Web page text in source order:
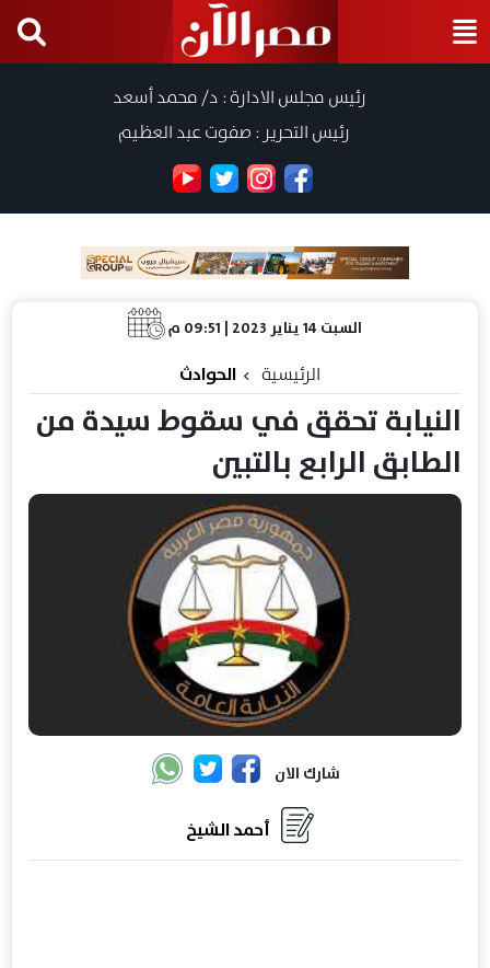
رئيس مجلس الادارة : د/ محمد أسعد
رئيس التحرير : صفوت عبد العظيم
السبت 14 يناير 2023 | 09:51 م
الرئيسية الحوادث
النيابة تحقق في سقوط سيدة من
الطابق الرابع بالتبين
شارك الان
أحمد الشيخ